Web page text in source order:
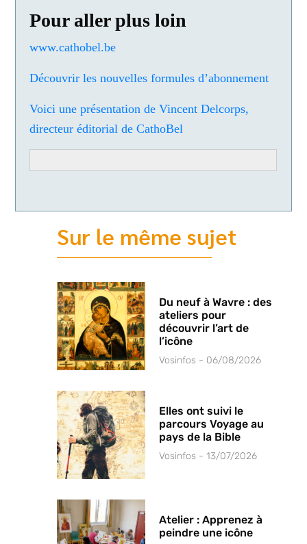
Pour aller plus loin
www.cathobel.be
Découvrir les nouvelles formules d’abonnement
Voici une présentation de Vincent Delcorps,
directeur éditorial de CathoBel
Sur le même sujet
Du neuf à Wavre : des
ateliers pour
découvrir l’art de
l’icône
Vosinfos 06/08/2026
Elles ont suivi le
parcours Voyage au
pays de la Bible
Vosinfos 13/07/2026
Atelier : Apprenez à
peindre une icône